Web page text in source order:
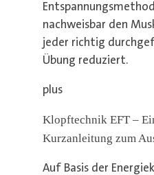
nachweisbar den
jeder richtig
Übung reduziert.
plus
Klopftechnik EFT –
Kurzanleitung zum
Auf Basis der